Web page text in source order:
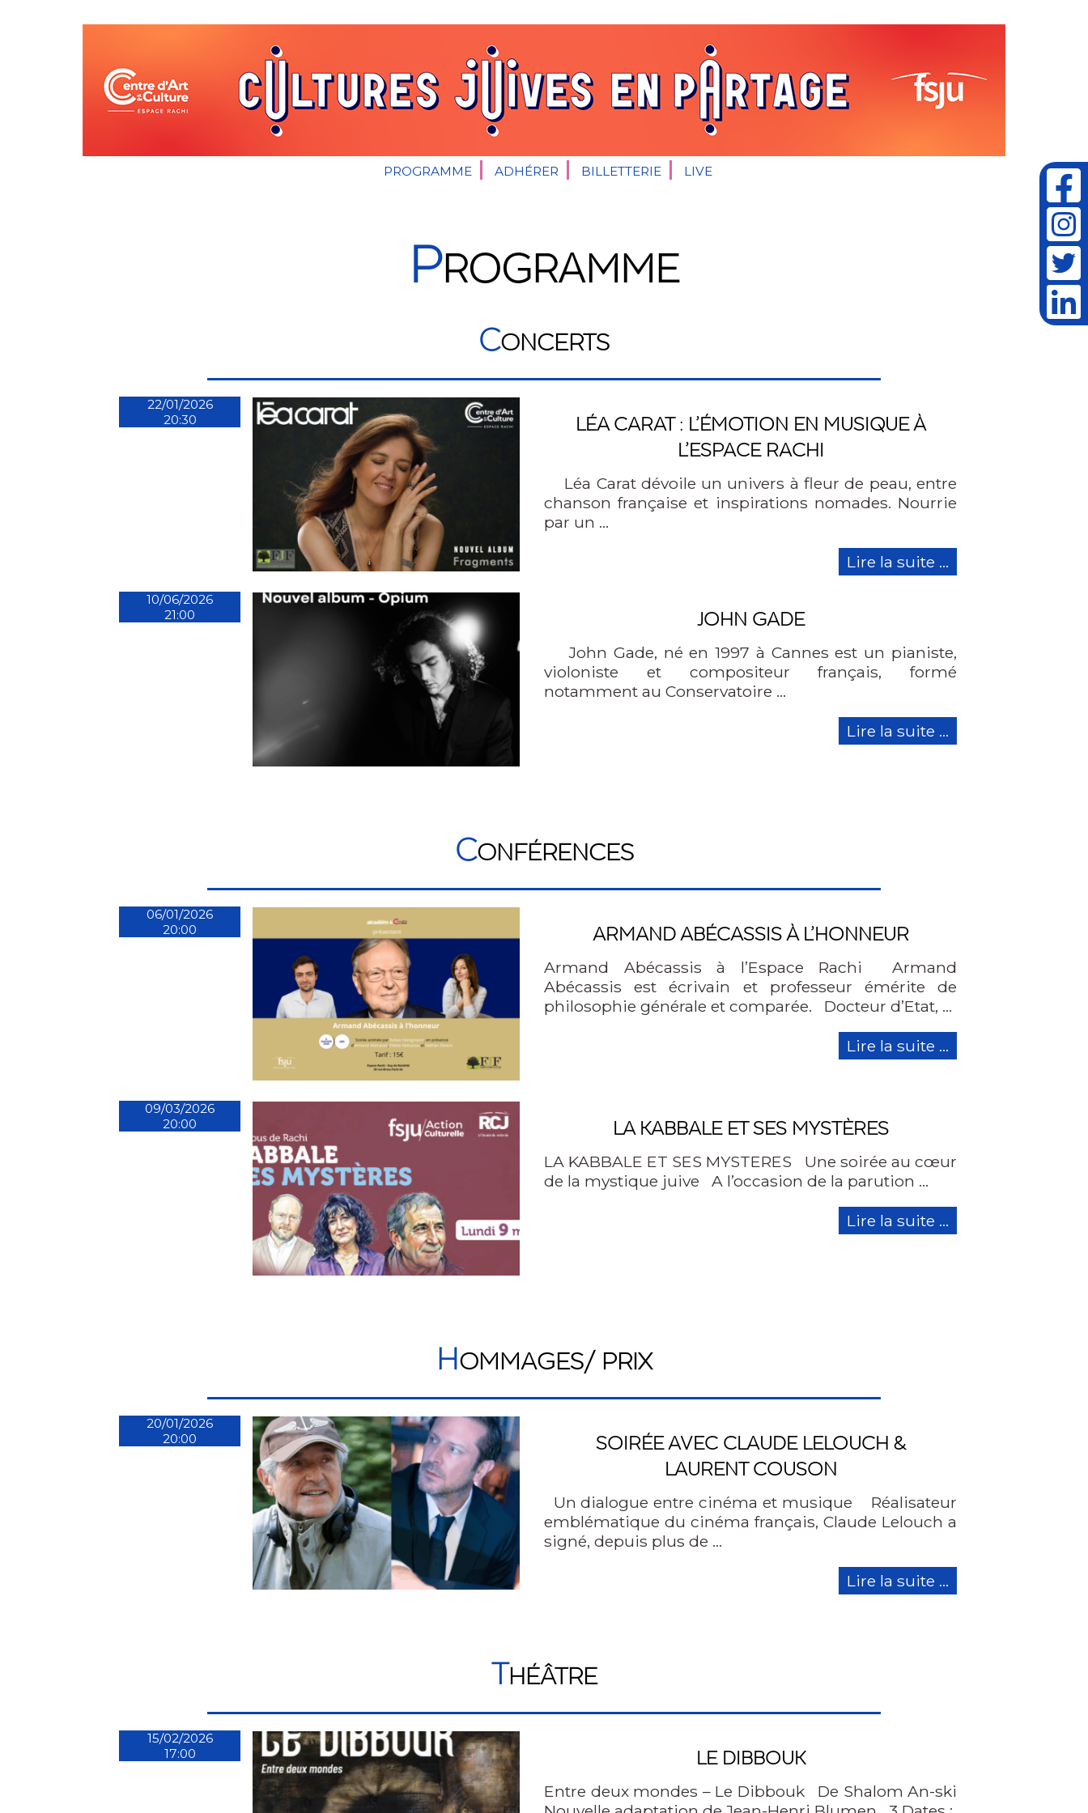
PROGRAMME ADHÉRER BILLETTERIE LIVE
PROGRAMME
CONCERTS
22/01/2026
20:30
LÉA CARAT : L’ÉMOTION EN MUSIQUE À
L’ESPACE RACHI
Léa Carat dévoile un univers à fleur de peau, entre
chanson française et inspirations nomades. Nourrie
par un …
Lire la suite ...
10/06/2026
21:00
JOHN GADE
John Gade, né en 1997 à Cannes est un pianiste,
violoniste et compositeur français, formé
notamment au Conservatoire …
Lire la suite ...
CONFÉRENCES
06/01/2026
20:00
ARMAND ABÉCASSIS À L’HONNEUR
Armand Abécassis à l’Espace Rachi Armand
Abécassis est écrivain et professeur émérite de
philosophie générale et comparée. Docteur d’Etat, …
Lire la suite ...
09/03/2026
20:00
LA KABBALE ET SES MYSTÈRES
LA KABBALE ET SES MYSTERES Une soirée au cœur
de la mystique juive A l’occasion de la parution …
Lire la suite ...
HOMMAGES/ PRIX
20/01/2026
20:00
SOIRÉE AVEC CLAUDE LELOUCH &
LAURENT COUSON
Un dialogue entre cinéma et musique Réalisateur
emblématique du cinéma français, Claude Lelouch a
signé, depuis plus de …
Lire la suite ...
THÉÂTRE
15/02/2026
17:00
LE DIBBOUK
Entre deux mondes – Le Dibbouk De Shalom An-ski